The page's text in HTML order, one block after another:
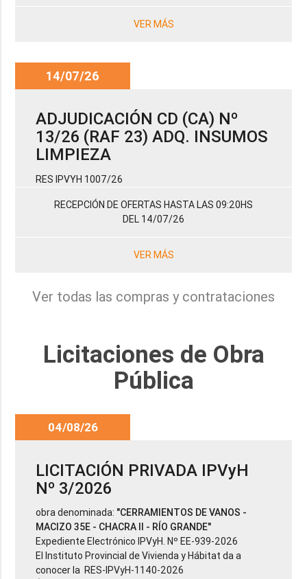
VER MÁS
14/07/26
ADJUDICACIÓN CD (CA) Nº
13/26 (RAF 23) ADQ. INSUMOS
LIMPIEZA
RES IPVYH 1007/26
RECEPCIÓN DE OFERTAS HASTA LAS 09:20HS
DEL 14/07/26
VER MÁS
Ver todas las compras y contrataciones
Licitaciones de Obra
Pública
04/08/26
LICITACIÓN PRIVADA IPVyH
Nº 3/2026
obra denominada: "CERRAMIENTOS DE VANOS -
MACIZO 35E - CHACRA II - RÍO GRANDE"
Expediente Electrónico IPVyH. Nº EE-939-2026
El Instituto Provincial de Vivienda y Hábitat da a
conocer la RES-IPVyH-1140-2026